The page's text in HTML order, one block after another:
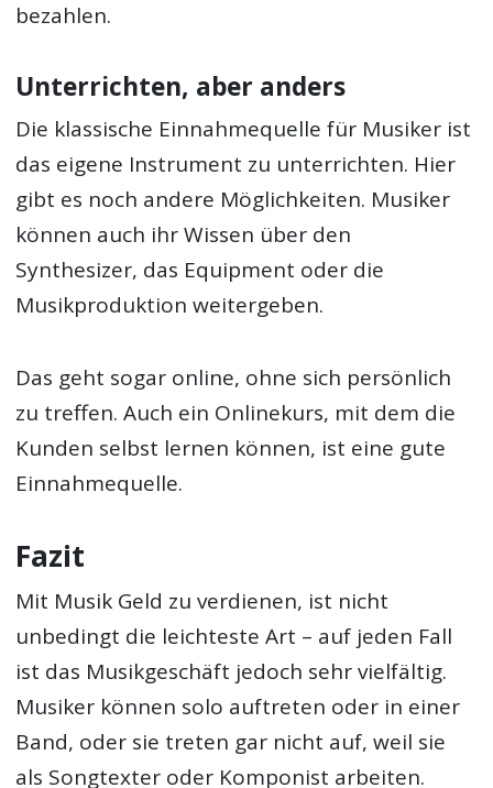
bezahlen.
Unterrichten, aber anders
Die klassische Einnahmequelle für Musiker ist
das eigene Instrument zu unterrichten. Hier
gibt es noch andere Möglichkeiten. Musiker
können auch ihr Wissen über den
Synthesizer, das Equipment oder die
Musikproduktion weitergeben.
Das geht sogar online, ohne sich persönlich
zu treffen. Auch ein Onlinekurs, mit dem die
Kunden selbst lernen können, ist eine gute
Einnahmequelle.
Fazit
Mit Musik Geld zu verdienen, ist nicht
unbedingt die leichteste Art – auf jeden Fall
ist das Musikgeschäft jedoch sehr vielfältig.
Musiker können solo auftreten oder in einer
Band, oder sie treten gar nicht auf, weil sie
als Songtexter oder Komponist arbeiten.